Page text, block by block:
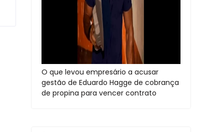
O que levou empresário a acusar
gestão de Eduardo Hagge de cobrança
de propina para vencer contrato